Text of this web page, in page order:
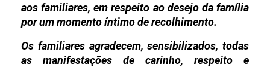
aos familiares, em respeito ao desejo da família
por um momento íntimo de recolhimento.
Os familiares agradecem, sensibilizados, todas
as manifestações de carinho, respeito e